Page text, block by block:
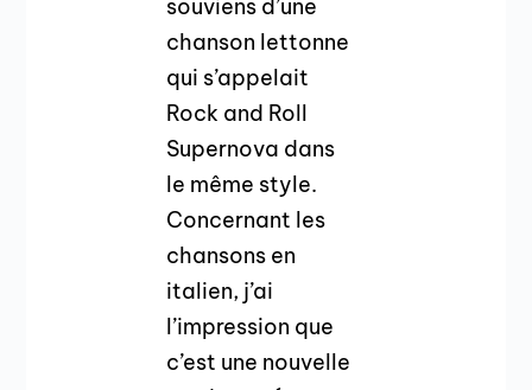
souviens d’une
chanson lettonne
qui s’appelait
Rock and Roll
Supernova dans
le même style.
Concernant les
chansons en
italien, j’ai
l’impression que
c’est une nouvelle